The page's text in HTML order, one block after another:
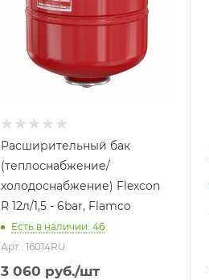
Присоединение бака
Гарантийный срок
Расширительный бак
(теплоснабжение/
холодоснабжение) Flexcon
R 12л/1,5 - 6bar, Flamco
Есть в наличии: 46
Арт.: 16014RU
3 060 руб./шт